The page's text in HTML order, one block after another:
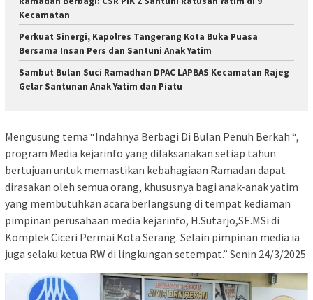
Kecamatan
Perkuat Sinergi, Kapolres Tangerang Kota Buka Puasa
Bersama Insan Pers dan Santuni Anak Yatim
Sambut Bulan Suci Ramadhan DPAC LAPBAS Kecamatan Rajeg
Gelar Santunan Anak Yatim dan Piatu
Mengusung tema “Indahnya Berbagi Di Bulan Penuh Berkah “,
program Media kejarinfo yang dilaksanakan setiap tahun
bertujuan untuk memastikan kebahagiaan Ramadan dapat
dirasakan oleh semua orang, khususnya bagi anak-anak yatim
yang membutuhkan acara berlangsung di tempat kediaman
pimpinan perusahaan media kejarinfo, H.Sutarjo,SE.MSi di
Komplek Ciceri Permai Kota Serang. Selain pimpinan media ia
juga selaku ketua RW di lingkungan setempat.” Senin 24/3/2025